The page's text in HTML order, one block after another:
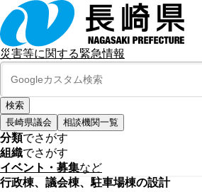
災害等に関する緊急情報
長崎県議会 相談機関一覧
分類でさがす
組織でさがす
イベント・募集など
行政棟、議会棟、駐車場棟の設計